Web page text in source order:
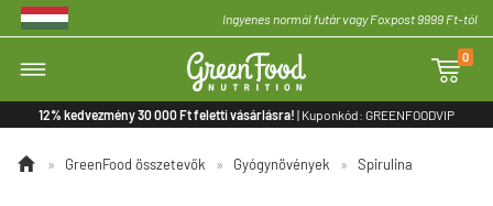
Ingyenes normál futár vagy Foxpost 9999 Ft-tól

0
12% kedvezmény 30 000 Ft feletti vásárlásra! | Kuponkód: GREENFOODVIP
 » GreenFood összetevők » Gyógynövények » Spirulina